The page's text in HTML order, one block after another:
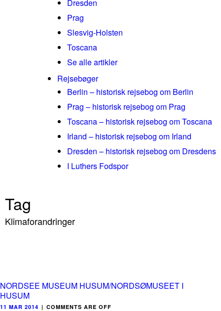
Dresden
Prag
Slesvig-Holsten
Toscana
Se alle artikler
Rejsebøger
Berlin – historisk rejsebog om Berlin
Prag – historisk rejsebog om Prag
Toscana – historisk rejsebog om Toscana
Irland – historisk rejsebog om Irland
Dresden – historisk rejsebog om Dresdens
I Luthers Fodspor
Tag
Klimaforandringer
NORDSEE MUSEUM HUSUM/NORDSØMUSEET I
HUSUM
11 MAR 2014 | COMMENTS ARE OFF